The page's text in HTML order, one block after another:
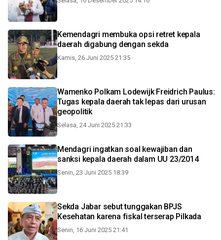
Kemendagri membuka opsi retret kepala
daerah digabung dengan sekda
Kamis, 26 Juni 2025 21:35
Wamenko Polkam Lodewijk Freidrich Paulus:
Tugas kepala daerah tak lepas dari urusan
geopolitik
Selasa, 24 Juni 2025 21:33
Mendagri ingatkan soal kewajiban dan
sanksi kepala daerah dalam UU 23/2014
Senin, 23 Juni 2025 18:39
Sekda Jabar sebut tunggakan BPJS
Kesehatan karena fiskal terserap Pilkada
Senin, 16 Juni 2025 21:41